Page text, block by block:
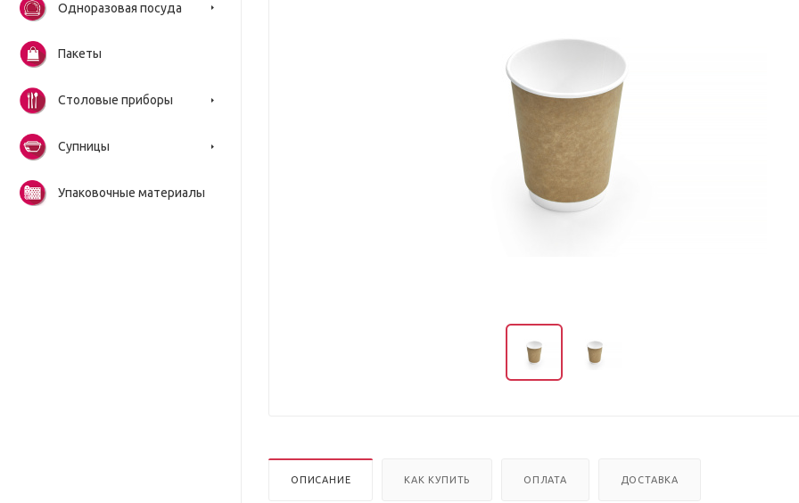
Одноразовая посуда
Пакеты
Столовые приборы
Супницы
Упаковочные материалы
ОПИСАНИЕ КАК КУПИТЬ ОПЛАТА ДОСТАВКА